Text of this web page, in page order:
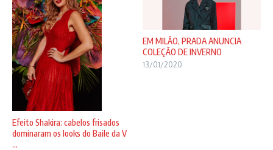
Efeito Shakira: cabelos frisados
dominaram os looks do Baile da V
...
EM MILÃO, PRADA ANUNCIA
COLEÇÃO DE INVERNO
13/01/2020